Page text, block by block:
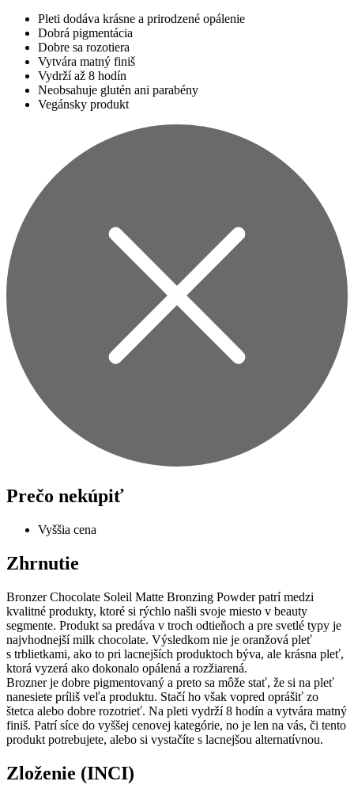
Pleti dodáva krásne a prirodzené opálenie
Dobrá pigmentácia
Dobre sa rozotiera
Vytvára matný finiš
Vydrží až 8 hodín
Neobsahuje glutén ani parabény
Vegánsky produkt
Prečo nekúpiť
Vyššia cena
Zhrnutie
Bronzer Chocolate Soleil Matte Bronzing Powder patrí medzi
kvalitné produkty, ktoré si rýchlo našli svoje miesto v beauty
segmente. Produkt sa predáva v troch odtieňoch a pre svetlé typy je
najvhodnejší milk chocolate. Výsledkom nie je oranžová pleť
s trblietkami, ako to pri lacnejších produktoch býva, ale krásna pleť,
ktorá vyzerá ako dokonalo opálená a rozžiarená.
Brozner je dobre pigmentovaný a preto sa môže stať, že si na pleť
nanesiete príliš veľa produktu. Stačí ho však vopred oprášiť zo
štetca alebo dobre rozotrieť. Na pleti vydrží 8 hodín a vytvára matný
finiš. Patrí síce do vyššej cenovej kategórie, no je len na vás, či tento
produkt potrebujete, alebo si vystačíte s lacnejšou alternatívnou.
Zloženie (INCI)